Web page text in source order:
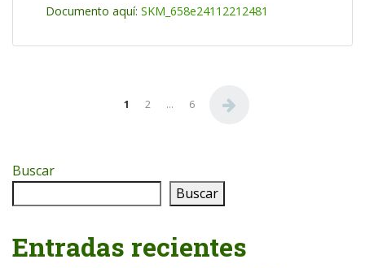
Documento aquí: SKM_658e24112212481
Paginación de entradas
1 2 … 6
Buscar
Buscar
Entradas recientes